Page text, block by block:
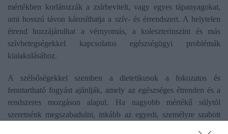
mértékben korlátozzák a zsírbevitelt, vagy egyes tápanyagokat,
ami hosszú távon károsíthatja a szív- és érrendszert. A helytelen
étrend hozzájárulhat a vérnyomás, a koleszterinszint és más
szívbetegségekkel kapcsolatos egészségügyi problémák
kialakulásához.
A szélsőségekkel szemben a dietetikusok a fokozatos és
fenntartható fogyást ajánlják, amely az egészséges étrenden és a
rendszeres mozgáson alapul. Ha nagyobb mértékű súlytól
szeretnénk megszabadulni, inkább az egyedi, személyre szabott